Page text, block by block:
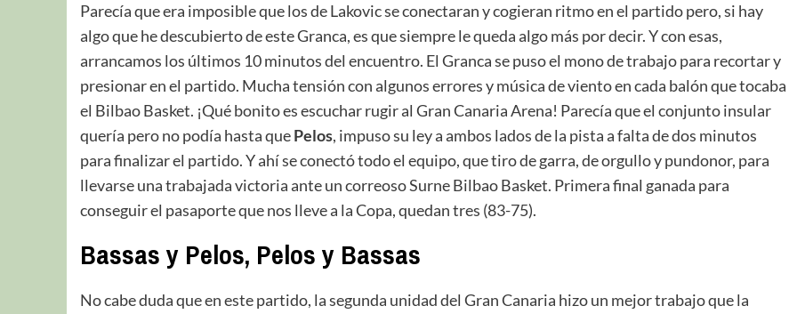
Parecía que era imposible que los de Lakovic se conectaran y cogieran ritmo en el partido pero, si hay
algo que he descubierto de este Granca, es que siempre le queda algo más por decir. Y con esas,
arrancamos los últimos 10 minutos del encuentro. El Granca se puso el mono de trabajo para recortar y
presionar en el partido. Mucha tensión con algunos errores y música de viento en cada balón que tocaba
el Bilbao Basket. ¡Qué bonito es escuchar rugir al Gran Canaria Arena! Parecía que el conjunto insular
quería pero no podía hasta quePelos, impuso su ley a ambos lados de la pista a falta de dos minutos
para finalizar el partido. Y ahí se conectó todo el equipo, que tiro de garra, de orgullo y pundonor, para
llevarse una trabajada victoria ante un correoso Surne Bilbao Basket. Primera final ganada para
conseguir el pasaporte que nos lleve a la Copa, quedan tres (83-75).
Bassas y Pelos, Pelos y Bassas
No cabe duda que en este partido, la segunda unidad del Gran Canaria hizo un mejor trabajo que la